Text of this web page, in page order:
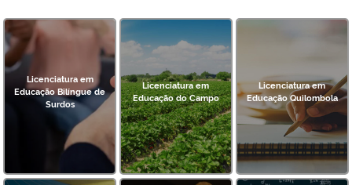
Licenciatura em
Educação Bilíngue de
Surdos
Licenciatura em
Educação do Campo
Licenciatura em
Educação Quilombola